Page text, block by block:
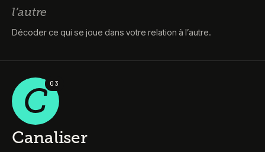
l’autre
Décoder ce qui se joue dans votre relation à l’autre.
C 0 3
Canaliser